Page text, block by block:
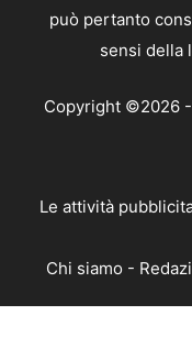
può pertanto
sensi della
Copyright ©2026
Le attività
Chi siamo -